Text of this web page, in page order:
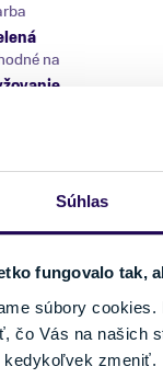
Súhlas
fungovalo tak,
súbory cookies.
čo Vás na našich
kedykoľvek zmeniť.
na